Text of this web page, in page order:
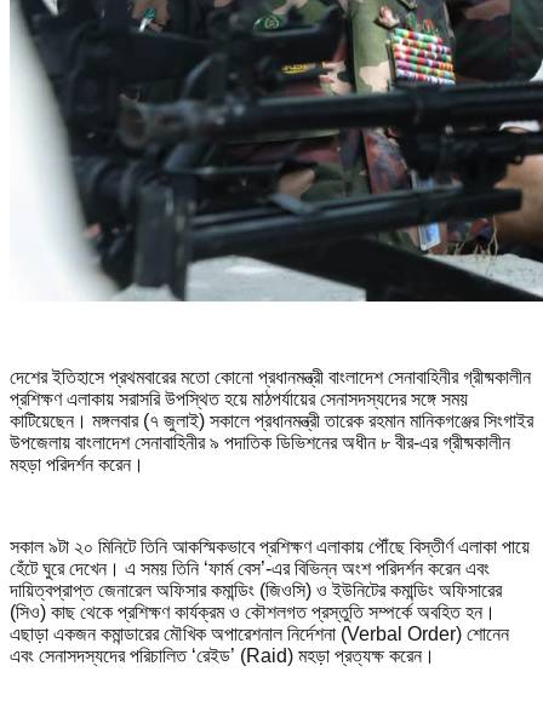
দেশের ইতিহাসে প্রথমবারের মতো কোনো প্রধানমন্ত্রী বাংলাদেশ সেনাবাহিনীর গ্রীষ্মকালীন
প্রশিক্ষণ এলাকায় সরাসরি উপস্থিত হয়ে মাঠপর্যায়ের সেনাসদস্যদের সঙ্গে সময়
কাটিয়েছেন। মঙ্গলবার (৭ জুলাই) সকালে প্রধানমন্ত্রী তারেক রহমান মানিকগঞ্জের সিংগাইর
উপজেলায় বাংলাদেশ সেনাবাহিনীর ৯ পদাতিক ডিভিশনের অধীন ৮ বীর-এর গ্রীষ্মকালীন
মহড়া পরিদর্শন করেন।
সকাল ৯টা ২০ মিনিটে তিনি আকস্মিকভাবে প্রশিক্ষণ এলাকায় পৌঁছে বিস্তীর্ণ এলাকা পায়ে
হেঁটে ঘুরে দেখেন। এ সময় তিনি ‘ফার্ম বেস’-এর বিভিন্ন অংশ পরিদর্শন করেন এবং
দায়িত্বপ্রাপ্ত জেনারেল অফিসার কমান্ডিং (জিওসি) ও ইউনিটের কমান্ডিং অফিসারের
(সিও) কাছ থেকে প্রশিক্ষণ কার্যক্রম ও কৌশলগত প্রস্তুতি সম্পর্কে অবহিত হন।
এছাড়া একজন কমান্ডারের মৌখিক অপারেশনাল নির্দেশনা (Verbal Order) শোনেন
এবং সেনাসদস্যদের পরিচালিত ‘রেইড’ (Raid) মহড়া প্রত্যক্ষ করেন।